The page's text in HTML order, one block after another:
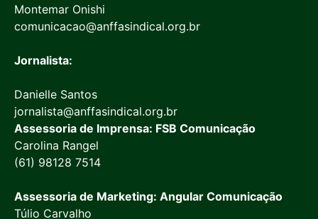
Montemar Onishi
comunicacao@anffasindical.org.br
Jornalista:
Danielle Santos
jornalista@anffasindical.org.br
Assessoria de Imprensa: FSB Comunicação
Carolina Rangel
(61) 98128 7514
Assessoria de Marketing: Angular Comunicação
Túlio Carvalho